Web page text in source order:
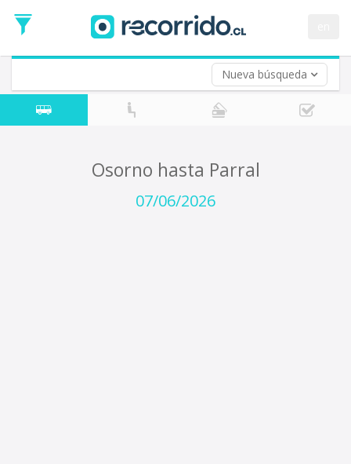
Nueva búsqueda
de
Ida
Vuelta (opcional)
Fecha
de
Osorno hasta Parral
07/06/2026